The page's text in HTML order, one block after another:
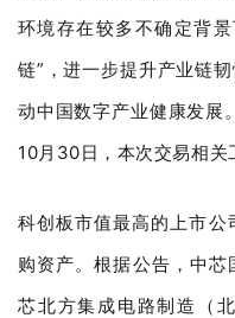
环境存在较多不确定背
链”，进一步提升产业链
动中国数字产业健康发展
10月30日，本次交易相关
科创板市值最高的上市
购资产。根据公告，中
芯北方集成电路制造（